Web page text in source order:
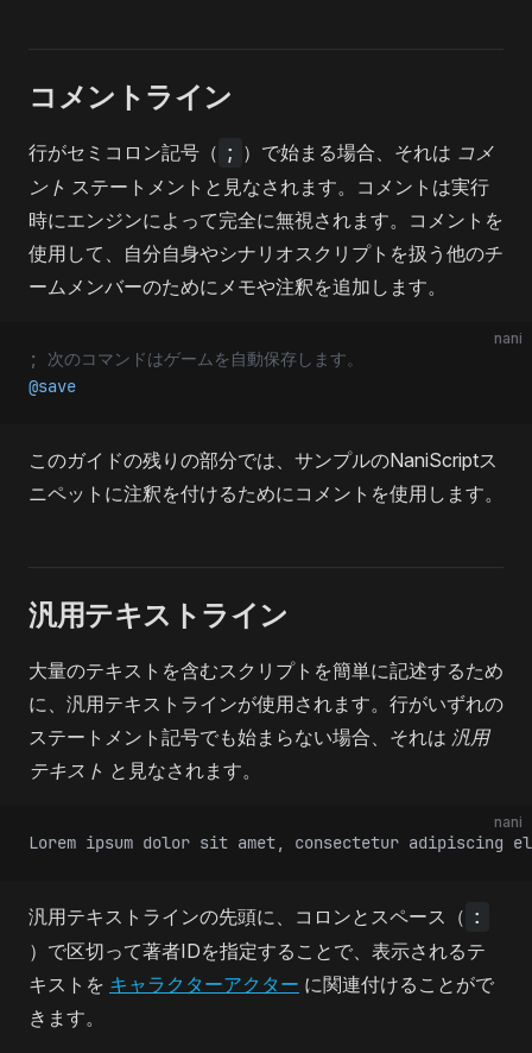
コメントライン
行がセミコロン記号（ ; ）で始まる場合、それは コメ
ント ステートメントと見なされます。コメントは実行
時にエンジンによって完全に無視されます。コメントを
使用して、自分自身やシナリオスクリプトを扱う他のチ
ームメンバーのためにメモや注釈を追加します。
nani
; 次のコマンドはゲームを自動保存します。
@save
このガイドの残りの部分では、サンプルのNaniScriptス
ニペットに注釈を付けるためにコメントを使用します。
汎用テキストライン
大量のテキストを含むスクリプトを簡単に記述するため
に、汎用テキストラインが使用されます。行がいずれの
ステートメント記号でも始まらない場合、それは 汎用
テキスト と見なされます。
nani
Lorem ipsum dolor sit amet, consectetur adipiscing
汎用テキストラインの先頭に、コロンとスペース（ :
）で区切って著者IDを指定することで、表示されるテ
キストを キャラクターアクター に関連付けることがで
きます。